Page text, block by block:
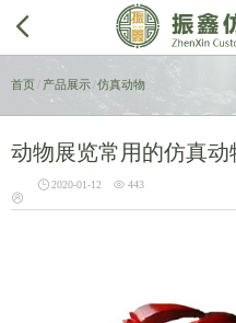

首页 产品展示/仿真动物
动物展览常用的仿真

 2020-01-12  443